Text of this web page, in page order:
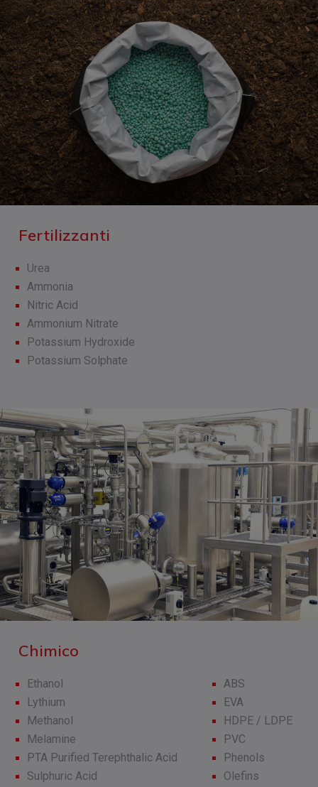
Fertilizzanti
Urea
Ammonia
Nitric Acid
Ammonium Nitrate
Potassium Hydroxide
Potassium Solphate
Chimico
Ethanol
Lythium
Methanol
Melamine
PTA Purified Terephthalic Acid
Sulphuric Acid
ABS
EVA
HDPE / LDPE
PVC
Phenols
Olefins